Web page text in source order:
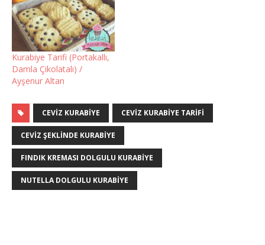
Kurabiye Tarifi (Portakallı,
Damla Çikolatalı) /
Ayşenur Altan
CEVIZ KURABIYE CEVIZ KURABIYE TARIFI
CEVIZ ŞEKLINDE KURABIYE
FINDIK KREMASI DOLGULU KURABIYE
NUTELLA DOLGULU KURABIYE